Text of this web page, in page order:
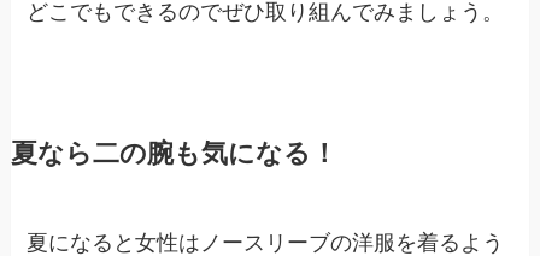
どこでもできるのでぜひ取り組んでみましょう。
夏なら二の腕も気になる！
夏になると女性はノースリーブの洋服を着るよう